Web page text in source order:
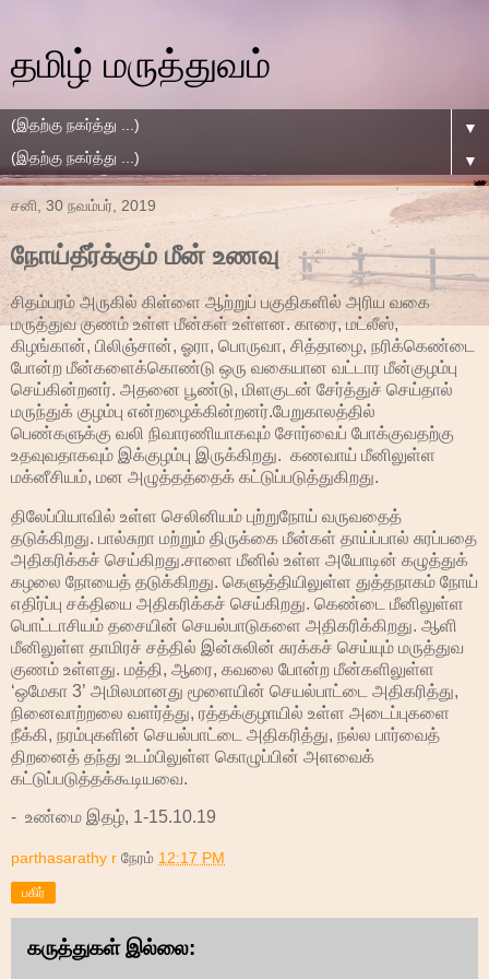
தமிழ் மருத்துவம்
▼
▼
சனி, 30 நவம்பர், 2019
நோய்தீர்க்கும் மீன் உணவு
சிதம்பரம் அருகில் கிள்ளை ஆற்றுப் பகுதிகளில் அரிய வகை
மருத்துவ குணம் உள்ள மீன்கள் உள்ளன. காரை, மட்லீஸ்,
கிழங்கான், பிலிஞ்சான், ஓரா, பொருவா, சித்தாழை, நரிக்கெண்டை
போன்ற மீன்களைக்கொண்டு ஒரு வகையான வட்டார மீன்குழம்பு
செய்கின்றனர். அதனை பூண்டு, மிளகுடன் சேர்த்துச் செய்தால்
மருந்துக் குழம்பு என்றழைக்கின்றனர்.பேறுகாலத்தில்
பெண்களுக்கு வலி நிவாரணியாகவும் சோர்வைப் போக்குவதற்கு
உதவுவதாகவும் இக்குழம்பு இருக்கிறது. கணவாய் மீனிலுள்ள
மக்னீசியம், மன அழுத்தத்தைக் கட்டுப்படுத்துகிறது.
திலேப்பியாவில் உள்ள செலினியம் புற்றுநோய் வருவதைத்
தடுக்கிறது. பால்சுறா மற்றும் திருக்கை மீன்கள் தாய்ப்பால் சுரப்பதை
அதிகரிக்கச் செய்கிறது.சாளை மீனில் உள்ள அயோடின் கழுத்துக்
கழலை நோயைத் தடுக்கிறது. கெளுத்தியிலுள்ள துத்தநாகம் நோய்
எதிர்ப்பு சக்தியை அதிகரிக்கச் செய்கிறது. கெண்டை மீனிலுள்ள
பொட்டாசியம் தசையின் செயல்பாடுகளை அதிகரிக்கிறது. ஆளி
மீனிலுள்ள தாமிரச் சத்தில் இன்சுலின் சுரக்கச் செய்யும் மருத்துவ
குணம் உள்ளது. மத்தி, ஆரை, கவலை போன்ற மீன்களிலுள்ள
‘ஒமேகா 3’ அமிலமானது மூளையின் செயல்பாட்டை அதிகரித்து,
நினைவாற்றலை வளர்த்து, ரத்தக்குழாயில் உள்ள அடைப்புகளை
நீக்கி, நரம்புகளின் செயல்பாட்டை அதிகரித்து, நல்ல பார்வைத்
திறனைத் தந்து உடம்பிலுள்ள கொழுப்பின் அளவைக்
கட்டுப்படுத்தக்கூடியவை.
- உண்மை இதழ், 1-15.10.19
parthasarathy r நேரம் 12:17 PM
பகிர்
கருத்துகள் இல்லை: